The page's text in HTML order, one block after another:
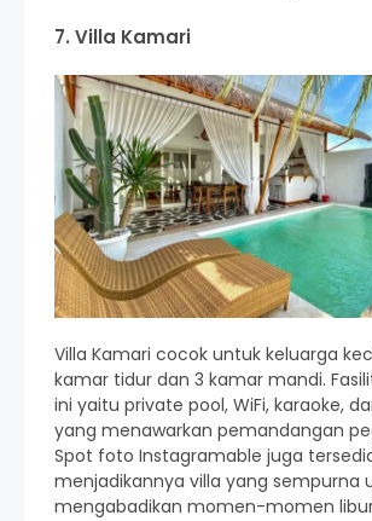
7. Villa Kamari
Villa Kamari cocok untuk keluarga
kamar tidur dan 3 kamar mandi.
ini yaitu private pool, WiFi, karaoke,
yang menawarkan pemandangan
Spot foto Instagramable juga
menjadikannya villa yang sempurna
mengabadikan momen-momen